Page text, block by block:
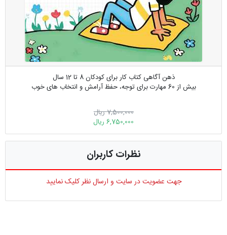
ذهن ‌آگاهی کتاب کار برای کودکان 8 تا 12 سال
بیش از 60 مهارت برای توجه، حفظ آرامش و انتخاب‌ های خوب
7,500,000 ریال
6,750,000 ریال
نظرات کاربران
جهت عضویت در سایت و ارسال نظر کلیک نمایید